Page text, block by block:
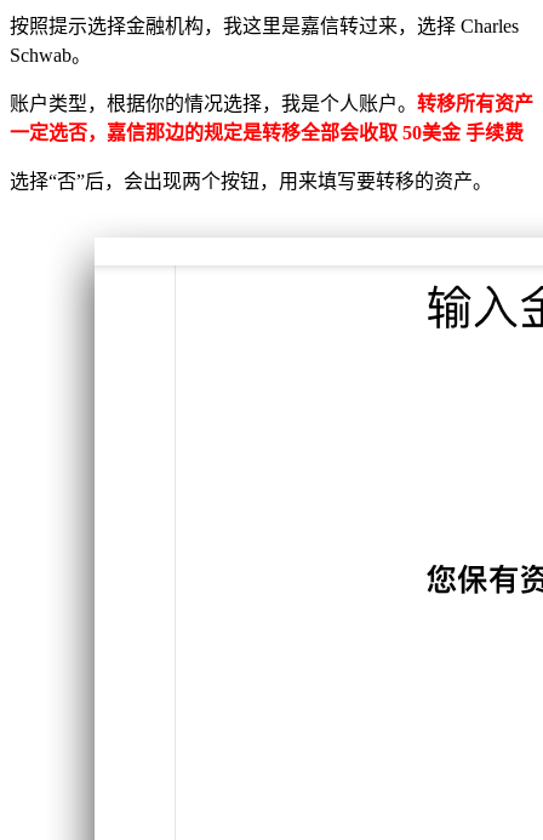
按照提示选择金融机构，我这里是嘉信转过来，选择 Charles
Schwab。
账户类型，根据你的情况选择，我是个人账户。 转移所有资产
一定选否，嘉信那边的规定是转移全部会收取 50美金 手续费
选择“否”后，会出现两个按钮，用来填写要转移的资产。